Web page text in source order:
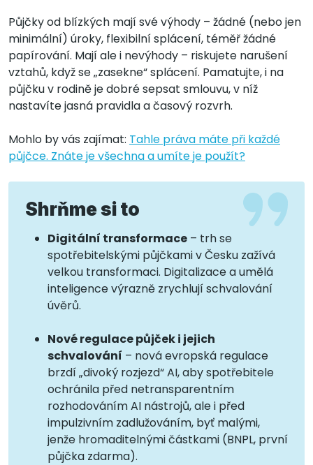
Půjčky od blízkých mají své výhody – žádné (nebo jen
minimální) úroky, flexibilní splácení, téměř žádné
papírování. Mají ale i nevýhody – riskujete narušení
vztahů, když se „zasekne“ splácení. Pamatujte, i na
půjčku v rodině je dobré sepsat smlouvu, v níž
nastavíte jasná pravidla a časový rozvrh.
Mohlo by vás zajímat: Tahle práva máte při každé
půjčce. Znáte je všechna a umíte je použít?
Shrňme si to
Digitální transformace – trh se
spotřebitelskými půjčkami v Česku zažívá
velkou transformaci. Digitalizace a umělá
inteligence výrazně zrychlují schvalování
úvěrů.
Nové regulace půjček i jejich
schvalování – nová evropská regulace
brzdí „divoký rozjezd“ AI, aby spotřebitele
ochránila před netransparentním
rozhodováním AI nástrojů, ale i před
impulzivním zadlužováním, byť malými,
jenže hromaditelnými částkami (BNPL, první
půjčka zdarma).